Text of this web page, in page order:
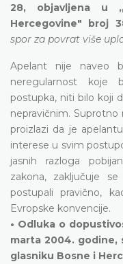
28, objavljena u
Hercegovine" broj
spor za povrat više
Apelant nije naveo
neregularnost koje
postupka, niti bilo koji
nepravičnim. Suprotno
proizlazi da je
interese u svim
jasnih razloga
zakona, zaključuje
postupali pravično,
Evropske konvencije.
• Odluka o
marta 2004. godine,
glasniku Bosne i